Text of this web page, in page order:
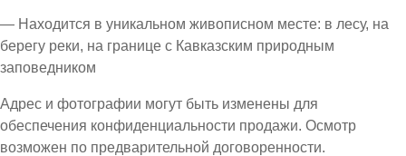
— Находится в уникальном живописном месте: в лесу, на
берегу реки, на границе с Кавказским природным
заповедником
Адрес и фотографии могут быть изменены для
обеспечения конфиденциальности продажи. Осмотр
возможен по предварительной договоренности.